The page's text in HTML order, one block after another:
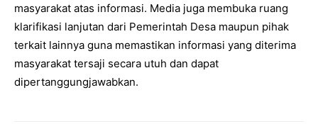
masyarakat atas informasi. Media juga membuka ruang
klarifikasi lanjutan dari Pemerintah Desa maupun pihak
terkait lainnya guna memastikan informasi yang diterima
masyarakat tersaji secara utuh dan dapat
dipertanggungjawabkan.